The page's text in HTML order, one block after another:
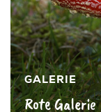
GALERIE
Rote Galerie